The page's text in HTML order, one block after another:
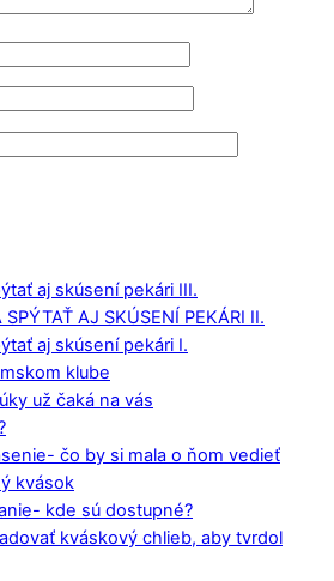
aj skúsení pekári III.
AJ SKÚSENÍ PEKÁRI II.
aj skúsení pekári I.
klube
už čaká na vás
čo by si mala o ňom vedieť
kvások
kde sú dostupné?
kváskový chlieb, aby tvrdol